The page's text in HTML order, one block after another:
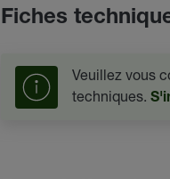
Fiches
Veuillez vous
techniques.